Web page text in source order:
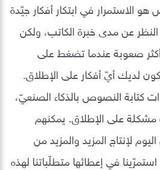
الاستمرار في ابتكار أفكار جيّدة
عن مدى خبرة الكاتب، ولكن
صعوبة عندما تضغط على
لديك أيّ أفكار على الإطلاق.
كتابة النصوص بالذكاء الصنعيّ،
على الإطلاق. يمكنهم
لإنتاج المزيد والمزيد من
في إعطائها متطلّباتنا لهذه